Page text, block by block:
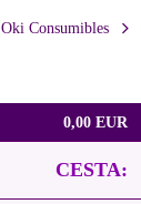
Oki Consumibles
0,00 EUR
CESTA: